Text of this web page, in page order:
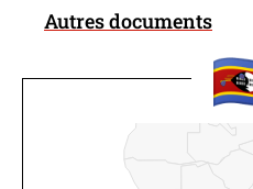
Autres documents